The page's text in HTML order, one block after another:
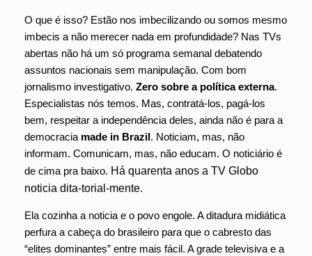
O que é isso? Estão nos imbecilizando ou somos mesmo
imbecis a não merecer nada em profundidade? Nas TVs
abertas não há um só programa semanal debatendo
assuntos nacionais sem manipulação. Com bom
jornalismo investigativo. Zero sobre a política externa.
Especialistas nós temos. Mas, contratá-los, pagá-los
bem, respeitar a independência deles, ainda não é para a
democracia made in Brazil. Noticiam, mas, não
informam. Comunicam, mas, não educam. O noticiário é
de cima pra baixo. Há quarenta anos a TV Globo
noticia dita-torial-mente.
Ela cozinha a noticia e o povo engole. A ditadura midiática
perfura a cabeça do brasileiro para que o cabresto das
“elites dominantes” entre mais fácil. A grade televisiva e a